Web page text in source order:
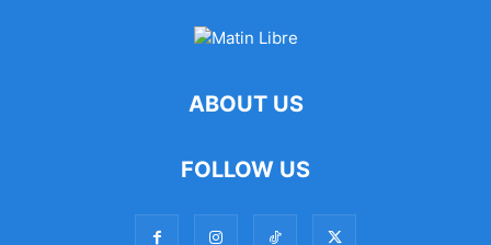
ABOUT US
FOLLOW US